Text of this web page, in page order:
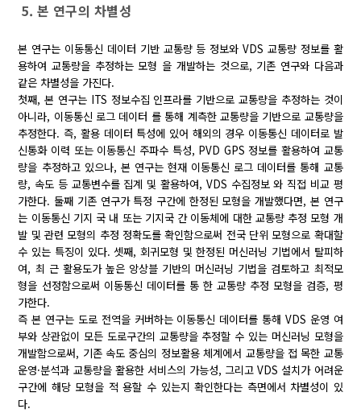
5. 본 연구의 차별성
본 연구는 이동통신 데이터 기반 교통량 등 정보와 VDS 교통량 정보를 활
용하여 교통량을 추정하는 모형 을 개발하는 것으로, 기존 연구와 다음과
같은 차별성을 가진다.
첫째, 본 연구는 ITS 정보수집 인프라를 기반으로 교통량을 추정하는 것이
아니라, 이동통신 로그 데이터 를 통해 계측한 교통량을 기반으로 교통량을
추정한다. 즉, 활용 데이터 특성에 있어 해외의 경우 이동통신 데이터로 발
신통화 이력 또는 이동통신 주파수 특성, PVD GPS 정보를 활용하여 교통
량을 추정하고 있으나, 본 연구는 현재 이동통신 로그 데이터를 통해 교통
량, 속도 등 교통변수를 집계 및 활용하여, VDS 수집정보 와 직접 비교 평
가한다. 둘째 기존 연구가 특정 구간에 한정된 모형을 개발했다면, 본 연구
는 이동통신 기지 국 내 또는 기지국 간 이동체에 대한 교통량 추정 모형 개
발 및 관련 모형의 추정 정확도를 확인함으로써 전국 단위 모형으로 확대할
수 있는 특징이 있다. 셋째, 회귀모형 및 한정된 머신러닝 기법에서 탈피하
여, 최 근 활용도가 높은 앙상블 기반의 머신러닝 기법을 검토하고 최적모
형을 선정함으로써 이동통신 데이터를 통 한 교통량 추정 모형을 검증, 평
가한다.
즉 본 연구는 도로 전역을 커버하는 이동통신 데이터를 통해 VDS 운영 여
부와 상관없이 모든 도로구간의 교통량을 추정할 수 있는 머신러닝 모형을
개발함으로써, 기존 속도 중심의 정보활용 체계에서 교통량을 접 목한 교통
운영·분석과 교통량을 활용한 서비스의 가능성, 그리고 VDS 설치가 어려운
구간에 해당 모형을 적 용할 수 있는지 확인한다는 측면에서 차별성이 있
다.